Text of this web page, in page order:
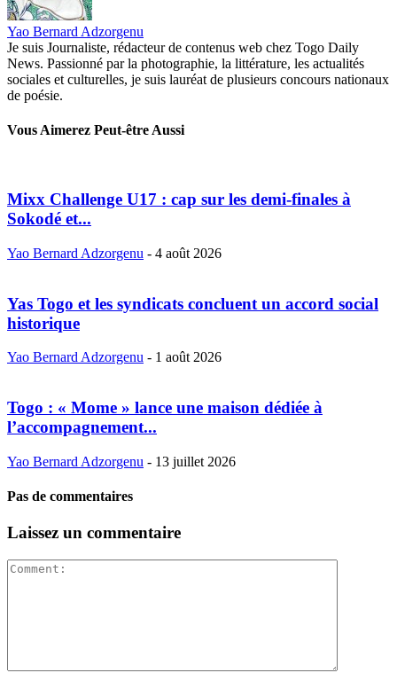
Yao Bernard Adzorgenu
Je suis Journaliste, rédacteur de contenus web chez Togo Daily
News. Passionné par la photographie, la littérature, les actualités
sociales et culturelles, je suis lauréat de plusieurs concours nationaux
de poésie.
Vous Aimerez Peut-être Aussi
Mixx Challenge U17 : cap sur les demi-finales à
Sokodé et...
Yao Bernard Adzorgenu - 4 août 2026
Yas Togo et les syndicats concluent un accord social
historique
Yao Bernard Adzorgenu - 1 août 2026
Togo : « Mome » lance une maison dédiée à
l’accompagnement...
Yao Bernard Adzorgenu - 13 juillet 2026
Pas de commentaires
Laissez un commentaire